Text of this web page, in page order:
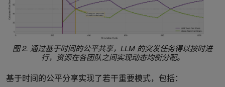
图 2. 通过基于时间的公平共享，LLM 的突发任务得以按时进
行，资源在各团队之间实现动态均衡分配。
基于时间的公平分享实现了若干重要模式，包括：